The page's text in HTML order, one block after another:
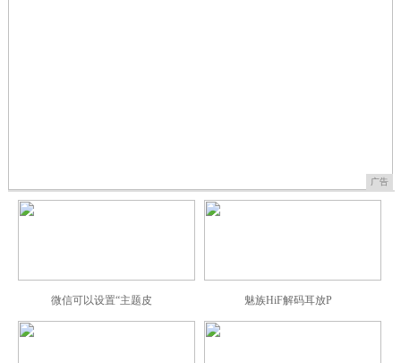
广告
微信可以设置“主题皮 魅族HiF解码耳放P